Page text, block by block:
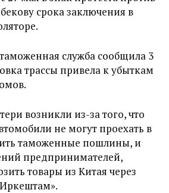
срока заключения в
служба сообщила 3
трассы привела к убыткам
возникли из-за того, что
не могут проехать в
таможенные пошлины, и
предпринимателей,
товары из Китая через